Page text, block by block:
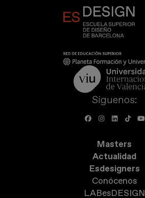
Síguenos:
Masters
Actualidad
Esdesigners
Conócenos
LABesDESIGN